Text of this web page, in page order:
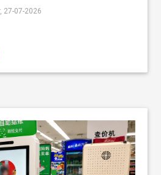
27-07-2026